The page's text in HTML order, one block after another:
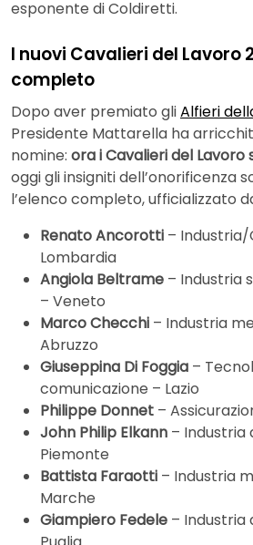
esponente di Coldiretti.
I nuovi Cavalieri del Lavoro
completo
Dopo aver premiato gliAlfieri
Presidente Mattarella ha
nomine: ora i Cavalieri del Lavoro
oggi gli insigniti dell’onorificenza
l’elenco completo, ufficializzato
Renato Ancorotti –
Lombardia
Angiola Beltrame – Industria
– Veneto
Marco Checchi – Industria
Abruzzo
Giuseppina Di Foggia –
comunicazione – Lazio
Philippe Donnet –
John Philip Elkann – Industria
Piemonte
Battista Faraotti – Industria
Marche
Giampiero Fedele – Industria